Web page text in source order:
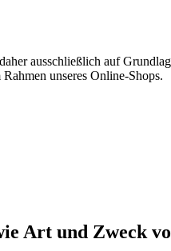
ausschließlich auf
unseres Online-Shops.
Art und Zweck